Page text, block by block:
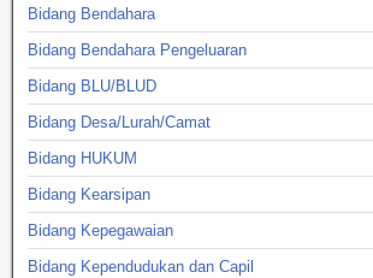
Bidang Bendahara
Bidang Bendahara Pengeluaran
Bidang BLU/BLUD
Bidang Desa/Lurah/Camat
Bidang HUKUM
Bidang Kearsipan
Bidang Kepegawaian
Bidang Kependudukan dan Capil